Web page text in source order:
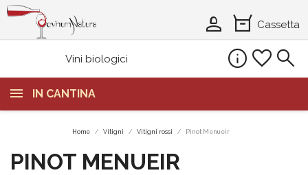
orders Cassetta
person_2
Vini biologici infofavoritesearch
IN CANTINA
Home Vitigni Vitigni rossi Pinot Menueir
PINOT MENUEIR